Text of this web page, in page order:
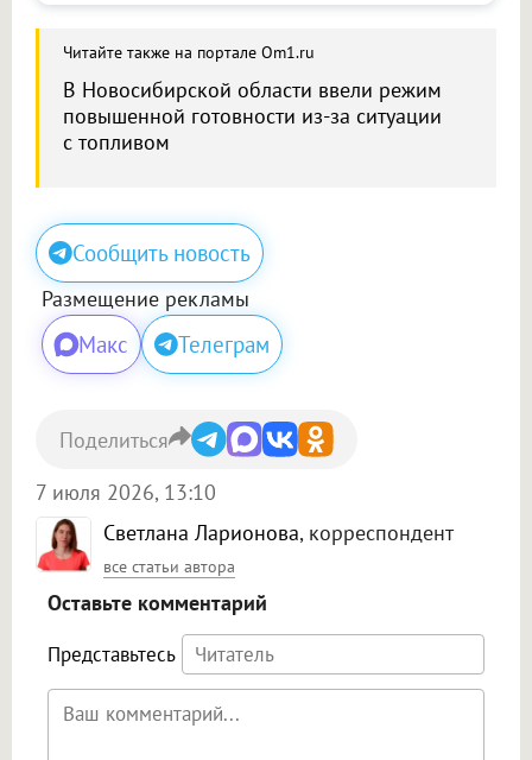
Читайте также на портале Om1.ru
В Новосибирской области ввели режим
повышенной готовности из-за ситуации
с топливом
Сообщить новость
Размещение рекламы
Макс Телеграм
Светлана Ларионова, корреспондент
все статьи автора
7 июля 2026, 13:10
Поделиться
Оставьте комментарий
Представьтесь